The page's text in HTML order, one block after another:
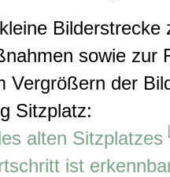
Bilderstrecke
sowie zur
Vergrößern der
Sitzplatz: